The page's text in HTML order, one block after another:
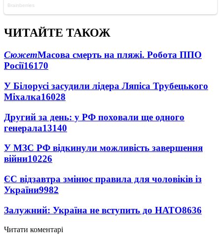
ЧИТАЙТЕ ТАКОЖ
СюжетМасова смерть на пляжі. Робота ППО
Росії16170
У Білорусі засудили лідера Ляпіса Трубецького
Міхалка16028
Другий за день: у РФ поховали ще одного
генерала13140
У МЗС РФ відкинули можливість завершення
війни10226
ЄС відзавтра змінює правила для чоловіків із
України9982
Залужний: Україна не вступить до НАТО8636
Читати коментарі